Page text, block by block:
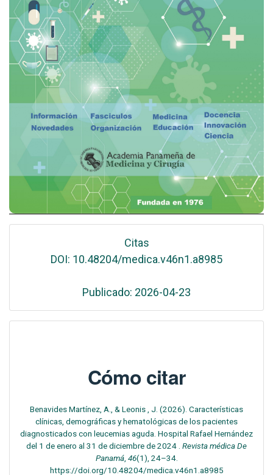
Citas
DOI: 10.48204/medica.v46n1.a8985
Publicado: 2026-04-23
Cómo citar
Benavides Martínez, A., & Leonis , J. (2026). Características
clínicas, demográficas y hematológicas de los pacientes
diagnosticados con leucemias aguda. Hospital Rafael Hernández
del 1 de enero al 31 de diciembre de 2024 . Revista médica De
Panamá, 46(1), 24–34.
https://doi.org/10.48204/medica.v46n1.a8985